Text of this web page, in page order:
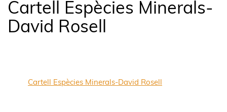
Cartell Espècies Minerals-
David Rosell
Cartell Espècies Minerals-David Rosell